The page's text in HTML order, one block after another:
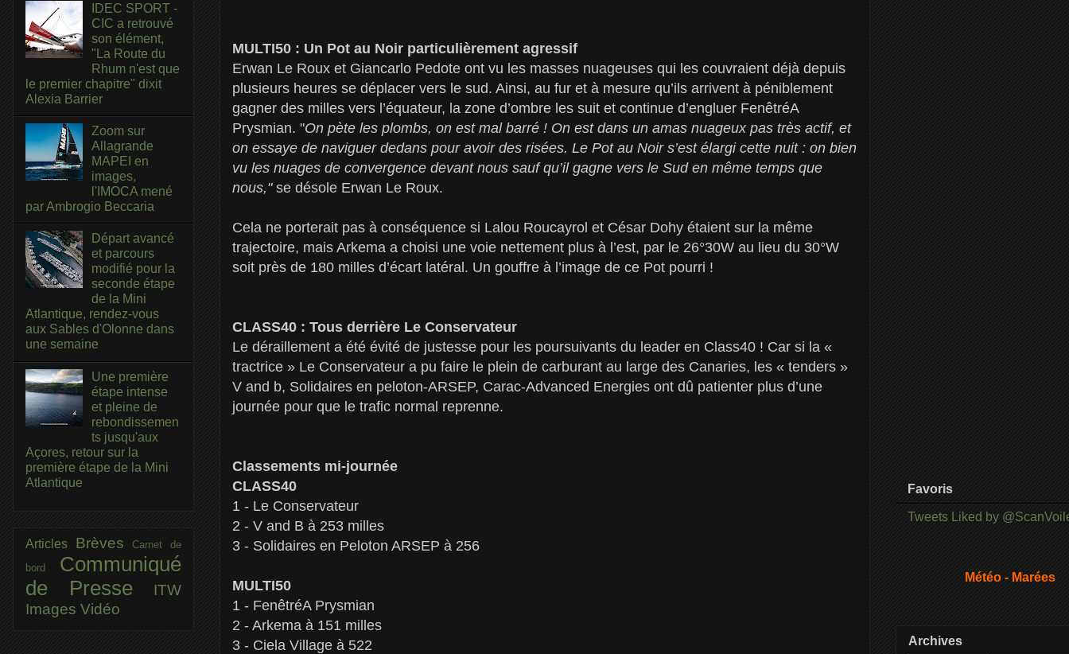
MULTI50 : Un Pot au Noir particulièrement agressif
Erwan Le Roux et Giancarlo Pedote ont vu les masses nuageuses qui les couvraient déjà depuis
plusieurs heures se déplacer vers le sud. Ainsi, au fur et à mesure qu’ils arrivent à péniblement
gagner des milles vers l’équateur, la zone d’ombre les suit et continue d’engluer FenêtréA
Prysmian. "On pète les plombs, on est mal barré ! On est dans un amas nuageux pas très actif, et
on essaye de naviguer dedans pour avoir des risées. Le Pot au Noir s’est élargi cette nuit : on bien
vu les nuages de convergence devant nous sauf qu’il gagne vers le Sud en même temps que
nous," se désole Erwan Le Roux.
Cela ne porterait pas à conséquence si Lalou Roucayrol et César Dohy étaient sur la même
trajectoire, mais Arkema a choisi une voie nettement plus à l’est, par le 26°30W au lieu du 30°W
soit près de 180 milles d’écart latéral. Un gouffre à l’image de ce Pot pourri !
CLASS40 : Tous derrière Le Conservateur
Le déraillement a été évité de justesse pour les poursuivants du leader en Class40 ! Car si la «
tractrice » Le Conservateur a pu faire le plein de carburant au large des Canaries, les « tenders »
V and b, Solidaires en peloton-ARSEP, Carac-Advanced Energies ont dû patienter plus d’une
journée pour que le trafic normal reprenne.
Classements mi-journée
CLASS40
1 - Le Conservateur
2 - V and B à 253 milles
3 - Solidaires en Peloton ARSEP à 256
MULTI50
1 - FenêtréA Prysmian
2 - Arkema à 151 milles
3 - Ciela Village à 522
IDEC SPORT -
CIC a retrouvé
son élément,
"La Route du
Rhum n'est que
le premier chapitre" dixit
Alexia Barrier
Zoom sur
Allagrande
MAPEI en
images,
l'IMOCA mené
par Ambrogio Beccaria
Départ avancé
et parcours
modifié pour la
seconde étape
de la Mini
Atlantique, rendez-vous
aux Sables d'Olonne dans
une semaine
Une première
étape intense
et pleine de
rebondissemen
ts jusqu'aux
Açores, retour sur la
première étape de la Mini
Atlantique
Articles BrèvesCarnet de
bord Communiqué
de Presse
ITW
Images Vidéo
Favoris
Tweets Liked by
Météo - Marées
Archives